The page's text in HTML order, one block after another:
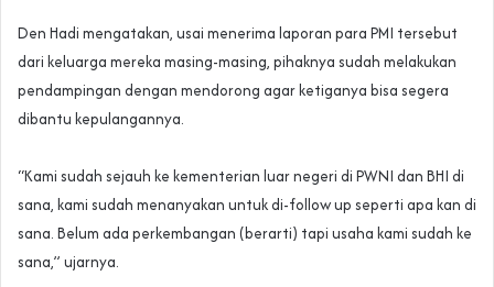
‎Den Hadi mengatakan, usai menerima laporan para PMI tersebut
dari keluarga mereka masing-masing, pihaknya sudah melakukan
pendampingan dengan mendorong agar ketiganya bisa segera
dibantu kepulangannya.
‎“Kami sudah sejauh ke kementerian luar negeri di PWNI dan BHI di
sana, kami sudah menanyakan untuk di-follow up seperti apa kan di
sana. Belum ada perkembangan (berarti) tapi usaha kami sudah ke
sana,” ujarnya.